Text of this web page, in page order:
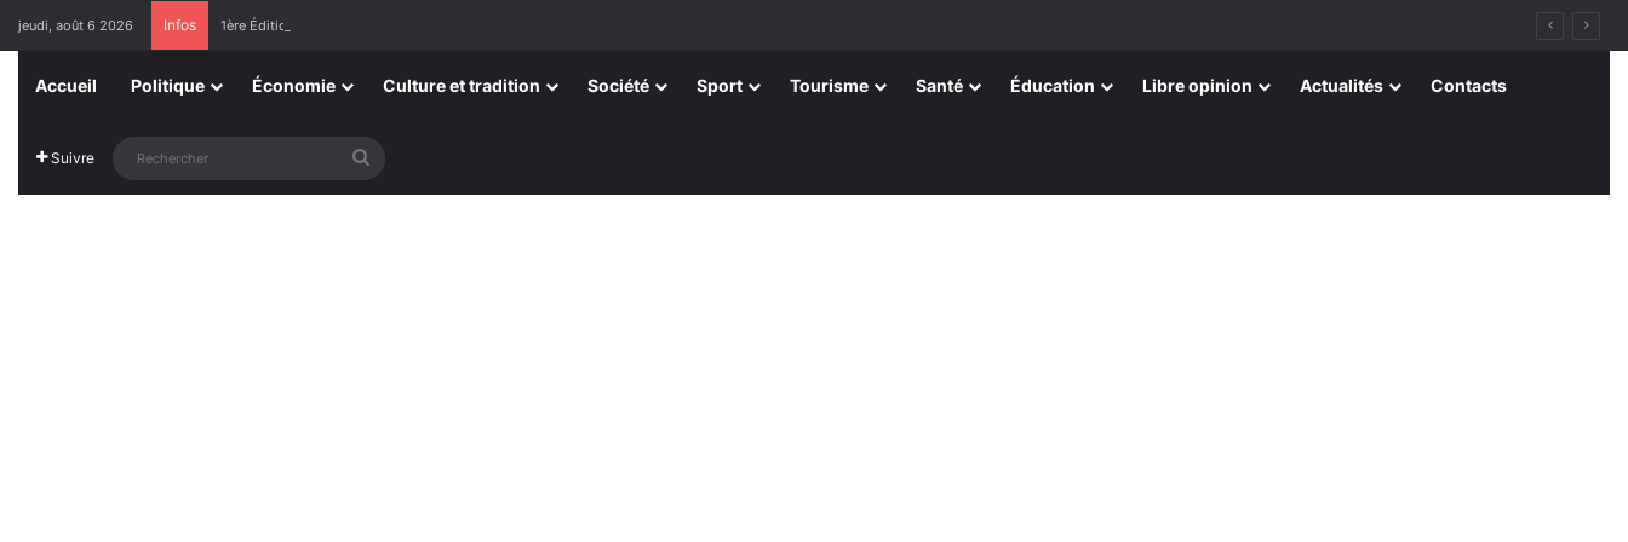
jeudi, août 6 2026 Infos 1ère Édition des Grandes Retrouvailles des Ressortissants de Kpélé Govié Apégamé / Sokpé
Accueil Politique Économie Culture et tradition Société Sport Tourisme Santé Éducation Libre opinion Actualités Contacts
Suivre